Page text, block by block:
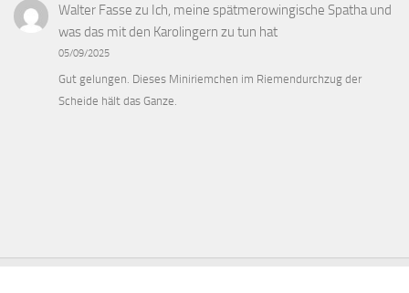
Walter Fasse zu Ich, meine spätmerowingische Spatha und
was das mit den Karolingern zu tun hat
05/09/2025
Gut gelungen. Dieses Miniriemchen im Riemendurchzug der
Scheide hält das Ganze.